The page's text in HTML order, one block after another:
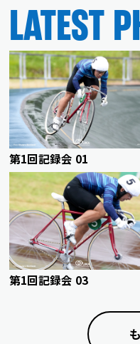
LATEST
第1回記録会 01
第1回記録会 03